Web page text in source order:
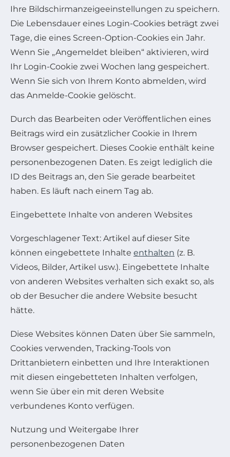
Ihre Bildschirmanzeigeeinstellungen zu speichern.
Die Lebensdauer eines Login-Cookies beträgt zwei
Tage, die eines Screen-Option-Cookies ein Jahr.
Wenn Sie „Angemeldet bleiben“ aktivieren, wird
Ihr Login-Cookie zwei Wochen lang gespeichert.
Wenn Sie sich von Ihrem Konto abmelden, wird
das Anmelde-Cookie gelöscht.
Durch das Bearbeiten oder Veröffentlichen eines
Beitrags wird ein zusätzlicher Cookie in Ihrem
Browser gespeichert. Dieses Cookie enthält keine
personenbezogenen Daten. Es zeigt lediglich die
ID des Beitrags an, den Sie gerade bearbeitet
haben. Es läuft nach einem Tag ab.
Eingebettete Inhalte von anderen Websites
Vorgeschlagener Text: Artikel auf dieser Site
können eingebettete Inhalte enthalten (z. B.
Videos, Bilder, Artikel usw.). Eingebettete Inhalte
von anderen Websites verhalten sich exakt so, als
ob der Besucher die andere Website besucht
hätte.
Diese Websites können Daten über Sie sammeln,
Cookies verwenden, Tracking-Tools von
Drittanbietern einbetten und Ihre Interaktionen
mit diesen eingebetteten Inhalten verfolgen,
wenn Sie über ein mit deren Website
verbundenes Konto verfügen.
Nutzung und Weitergabe Ihrer
personenbezogenen Daten